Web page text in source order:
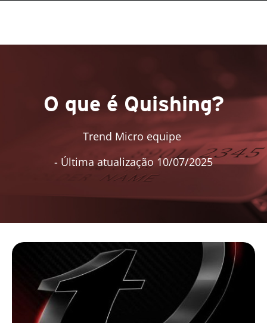
O que é Quishing?
Trend Micro equipe
- Última atualização 10/07/2025